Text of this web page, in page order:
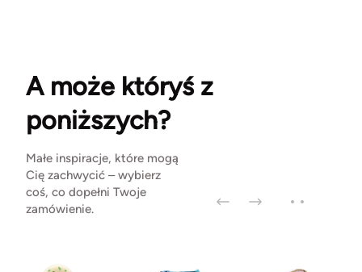
A może któryś z
poniższych?
Małe inspiracje, które mogą
Cię zachwycić – wybierz
coś, co dopełni Twoje
zamówienie.